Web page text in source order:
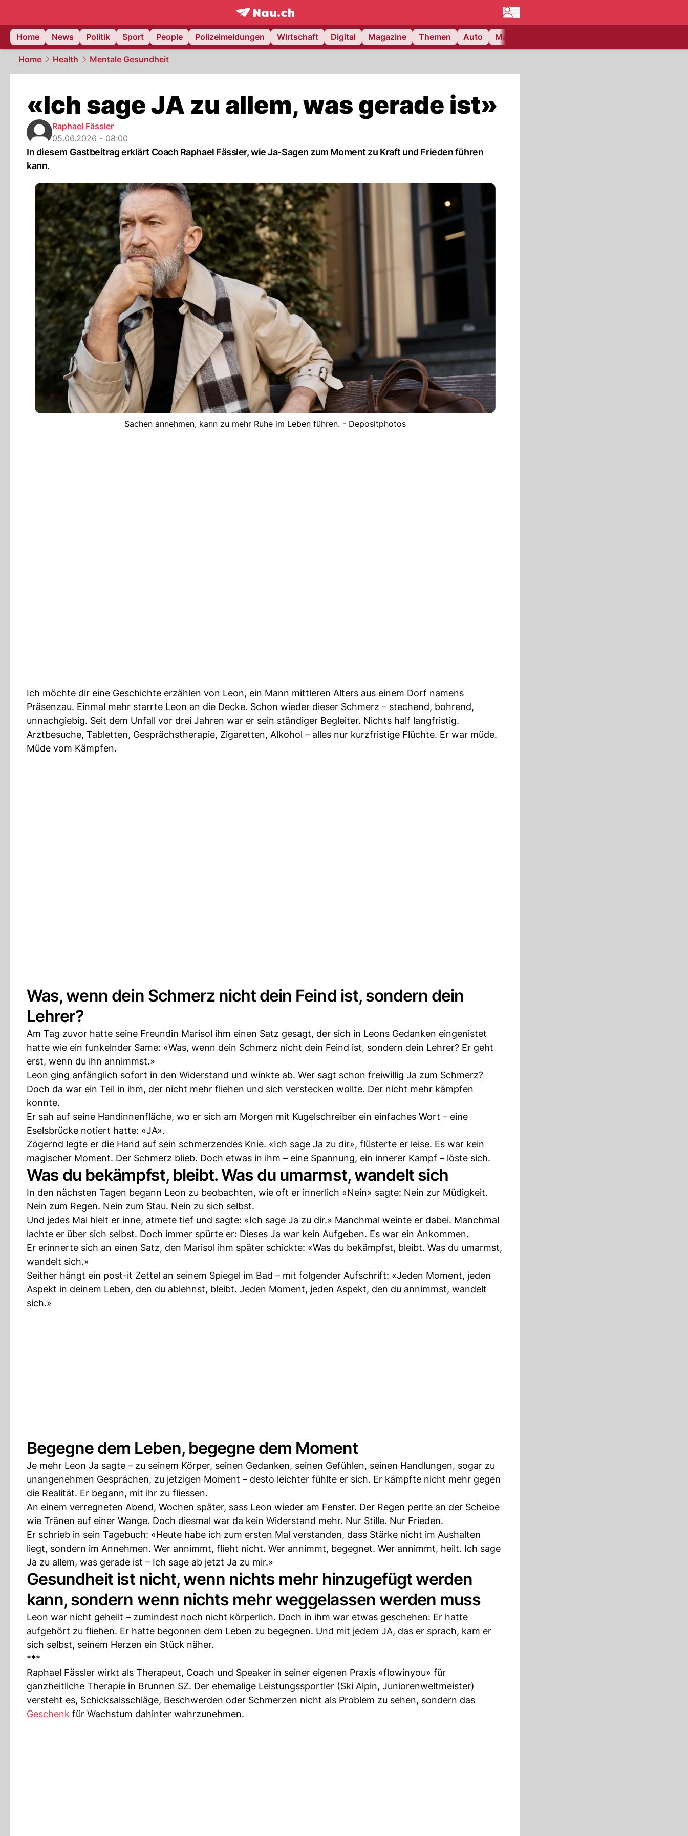
frontpage.NAU.ch
Home
News Politik Sport People Polizeimeldungen Wirtschaft Digital Magazine Themen Auto Matchcenter
Home Health Mentale Gesundheit
«Ich sage JA zu allem, was gerade ist»
Raphael Fässler
05.06.2026 - 08:00
In diesem Gastbeitrag erklärt Coach Raphael Fässler, wie Ja-Sagen zum Moment zu Kraft und Frieden führen
kann.
Sachen annehmen, kann zu mehr Ruhe im Leben führen. - Depositphotos
Ich möchte dir eine Geschichte erzählen von Leon, ein Mann mittleren Alters aus einem Dorf namens
Präsenzau. Einmal mehr starrte Leon an die Decke. Schon wieder dieser Schmerz – stechend, bohrend,
unnachgiebig. Seit dem Unfall vor drei Jahren war er sein ständiger Begleiter. Nichts half langfristig.
Arztbesuche, Tabletten, Gesprächstherapie, Zigaretten, Alkohol – alles nur kurzfristige Flüchte. Er war müde.
Müde vom Kämpfen.
Was, wenn dein Schmerz nicht dein Feind ist, sondern dein
Lehrer?
Am Tag zuvor hatte seine Freundin Marisol ihm einen Satz gesagt, der sich in Leons Gedanken eingenistet
hatte wie ein funkelnder Same: «Was, wenn dein Schmerz nicht dein Feind ist, sondern dein Lehrer? Er geht
erst, wenn du ihn annimmst.»
Leon ging anfänglich sofort in den Widerstand und winkte ab. Wer sagt schon freiwillig Ja zum Schmerz?
Doch da war ein Teil in ihm, der nicht mehr fliehen und sich verstecken wollte. Der nicht mehr kämpfen
konnte.
Er sah auf seine Handinnenfläche, wo er sich am Morgen mit Kugelschreiber ein einfaches Wort – eine
Eselsbrücke notiert hatte: «JA».
Zögernd legte er die Hand auf sein schmerzendes Knie. «Ich sage Ja zu dir», flüsterte er leise. Es war kein
magischer Moment. Der Schmerz blieb. Doch etwas in ihm – eine Spannung, ein innerer Kampf – löste sich.
Was du bekämpfst, bleibt. Was du umarmst, wandelt sich
In den nächsten Tagen begann Leon zu beobachten, wie oft er innerlich «Nein» sagte: Nein zur Müdigkeit.
Nein zum Regen. Nein zum Stau. Nein zu sich selbst.
Und jedes Mal hielt er inne, atmete tief und sagte: «Ich sage Ja zu dir.» Manchmal weinte er dabei. Manchmal
lachte er über sich selbst. Doch immer spürte er: Dieses Ja war kein Aufgeben. Es war ein Ankommen.
Er erinnerte sich an einen Satz, den Marisol ihm später schickte: «Was du bekämpfst, bleibt. Was du umarmst,
wandelt sich.»
Seither hängt ein post-it Zettel an seinem Spiegel im Bad – mit folgender Aufschrift: «Jeden Moment, jeden
Aspekt in deinem Leben, den du ablehnst, bleibt. Jeden Moment, jeden Aspekt, den du annimmst, wandelt
sich.»
Begegne dem Leben, begegne dem Moment
Je mehr Leon Ja sagte – zu seinem Körper, seinen Gedanken, seinen Gefühlen, seinen Handlungen, sogar zu
unangenehmen Gesprächen, zu jetzigen Moment – desto leichter fühlte er sich. Er kämpfte nicht mehr gegen
die Realität. Er begann, mit ihr zu fliessen.
An einem verregneten Abend, Wochen später, sass Leon wieder am Fenster. Der Regen perlte an der Scheibe
wie Tränen auf einer Wange. Doch diesmal war da kein Widerstand mehr. Nur Stille. Nur Frieden.
Er schrieb in sein Tagebuch: «Heute habe ich zum ersten Mal verstanden, dass Stärke nicht im Aushalten
liegt, sondern im Annehmen. Wer annimmt, flieht nicht. Wer annimmt, begegnet. Wer annimmt, heilt. Ich sage
Ja zu allem, was gerade ist – Ich sage ab jetzt Ja zu mir.»
Gesundheit ist nicht, wenn nichts mehr hinzugefügt werden
kann, sondern wenn nichts mehr weggelassen werden muss
Leon war nicht geheilt – zumindest noch nicht körperlich. Doch in ihm war etwas geschehen: Er hatte
aufgehört zu fliehen. Er hatte begonnen dem Leben zu begegnen. Und mit jedem JA, das er sprach, kam er
sich selbst, seinem Herzen ein Stück näher.
***
Raphael Fässler wirkt als Therapeut, Coach und Speaker in seiner eigenen Praxis «flowinyou» für
ganzheitliche Therapie in Brunnen SZ. Der ehemalige Leistungssportler (Ski Alpin, Juniorenweltmeister)
versteht es, Schicksalsschläge, Beschwerden oder Schmerzen nicht als Problem zu sehen, sondern das
Geschenk für Wachstum dahinter wahrzunehmen.